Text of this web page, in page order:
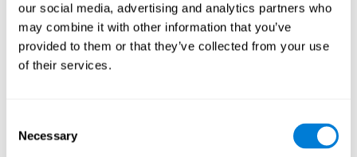
our social media, advertising and analytics partners who
may combine it with other information that you’ve
provided to them or that they’ve collected from your use
of their services.
Selection
Necessary
Comment le jeu d'esprit "Ant Escape"
améliore-t-il mes capacités
cognitives ?
aider les circuits neuronaux à se réorganiser et à récupérer les
fonctions cognitives affaiblies ou endommagées.